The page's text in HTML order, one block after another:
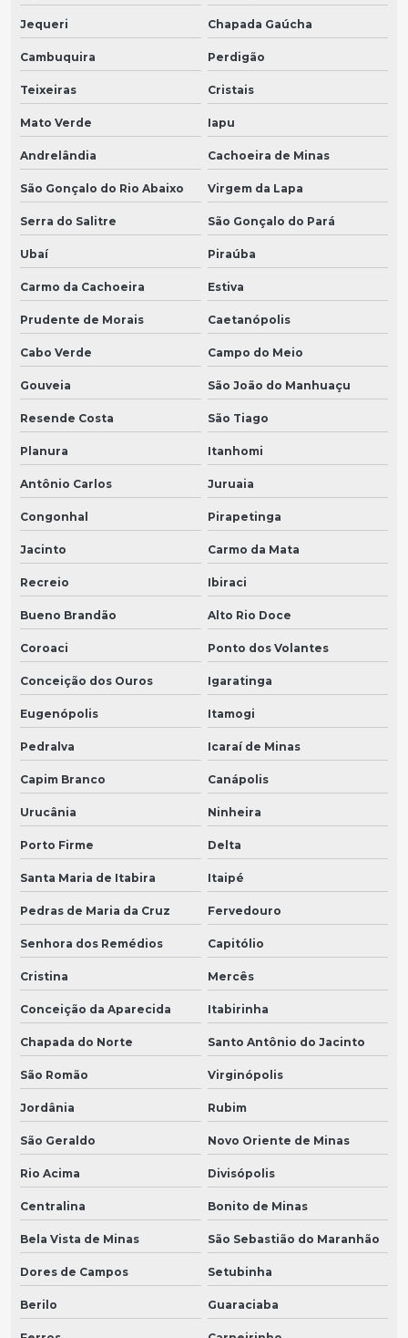
Jequeri Chapada Gaúcha
Cambuquira Perdigão
Teixeiras Cristais
Mato Verde Iapu
Andrelândia Cachoeira de Minas
São Gonçalo do Rio Abaixo Virgem da Lapa
Serra do Salitre São Gonçalo do Pará
Ubaí Piraúba
Carmo da Cachoeira Estiva
Prudente de Morais Caetanópolis
Cabo Verde Campo do Meio
Gouveia São João do Manhuaçu
Resende Costa São Tiago
Planura Itanhomi
Antônio Carlos Juruaia
Congonhal Pirapetinga
Jacinto Carmo da Mata
Recreio Ibiraci
Bueno Brandão Alto Rio Doce
Coroaci Ponto dos Volantes
Conceição dos Ouros Igaratinga
Eugenópolis Itamogi
Pedralva Icaraí de Minas
Capim Branco Canápolis
Urucânia Ninheira
Porto Firme Delta
Santa Maria de Itabira Itaipé
Pedras de Maria da Cruz Fervedouro
Senhora dos Remédios Capitólio
Cristina Mercês
Conceição da Aparecida Itabirinha
Chapada do Norte Santo Antônio do Jacinto
São Romão Virginópolis
Jordânia Rubim
São Geraldo Novo Oriente de Minas
Rio Acima Divisópolis
Centralina Bonito de Minas
Bela Vista de Minas São Sebastião do Maranhão
Dores de Campos Setubinha
Berilo Guaraciaba